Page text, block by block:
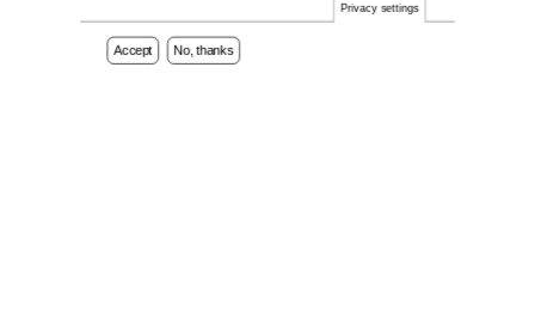
Privacy settings
Accept No, thanks